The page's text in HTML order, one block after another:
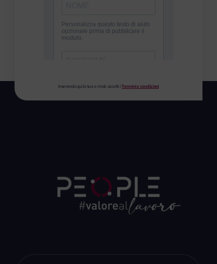
Inserendo qui la tua e-mail, accetti iTermini e condizioni